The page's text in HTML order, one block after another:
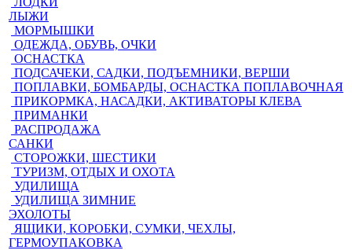
ЛЫЖИ
МОРМЫШКИ
ОДЕЖДА, ОБУВЬ, ОЧКИ
ОСНАСТКА
ПОДСАЧЕКИ, САДКИ, ПОДЪЕМНИКИ, ВЕРШИ
ПОПЛАВКИ, БОМБАРДЫ, ОСНАСТКА ПОПЛАВОЧНАЯ
ПРИКОРМКА, НАСАДКИ, АКТИВАТОРЫ КЛЕВА
ПРИМАНКИ
РАСПРОДАЖА
САНКИ
СТОРОЖКИ, ШЕСТИКИ
ТУРИЗМ, ОТДЫХ И ОХОТА
УДИЛИЩА
УДИЛИЩА ЗИМНИЕ
ЭХОЛОТЫ
ЯЩИКИ, КОРОБКИ, СУМКИ, ЧЕХЛЫ,
ГЕРМОУПАКОВКА